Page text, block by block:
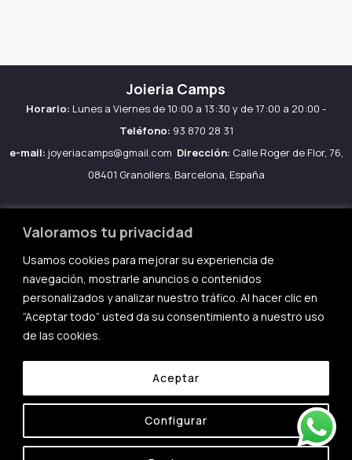
Valoramos tu privacidad
Usamos cookies para mejorar su experiencia de
navegación, mostrarle anuncios o contenidos
personalizados y analizar nuestro tráfico. Al hacer clic en
“Aceptar todo” usted da su consentimiento a nuestro uso
de las cookies.
Configurar
Aceptar
Joieria Camps
Horario: Lunes a Viernes de 10:00 a 13:30 y de 17:00 a 20:00 -
Teléfono: 93 870 28 31
e-mail: joyeriacamps@gmail.com Dirección: Calle Roger de Flor, 76,
08401 Granollers, Barcelona, España
Aviso legal
Política de Cookies
Política de privacidad